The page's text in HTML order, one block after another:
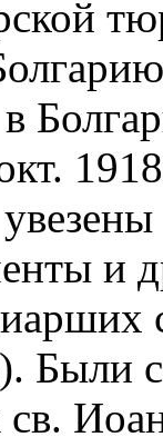
и
Были
св.